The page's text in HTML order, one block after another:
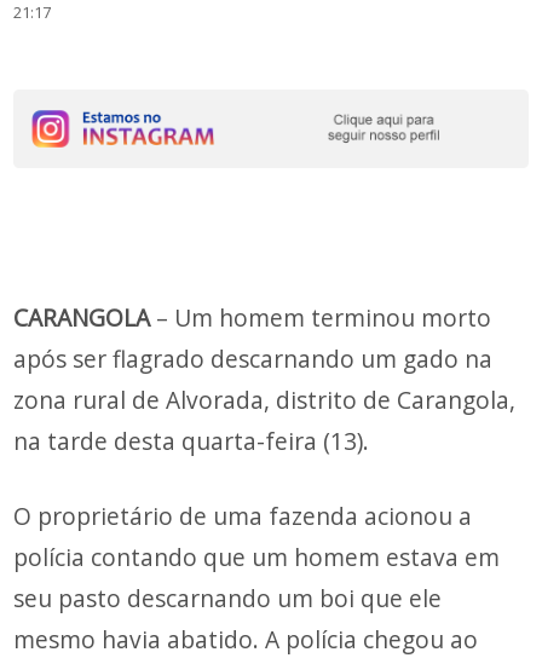
21:17
CARANGOLA– Um homem terminou morto
após ser flagrado descarnando um gado na
zona rural de Alvorada, distrito de Carangola,
na tarde desta quarta-feira (13).
O proprietário de uma fazenda acionou a
polícia contando que um homem estava em
seu pasto descarnando um boi que ele
mesmo havia abatido. A polícia chegou ao